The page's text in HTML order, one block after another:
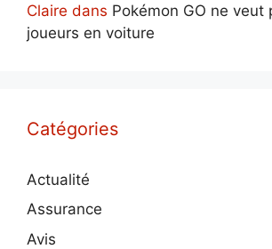
Claire dans Pokémon GO ne veut
joueurs en voiture
Catégories
Actualité
Assurance
Avis